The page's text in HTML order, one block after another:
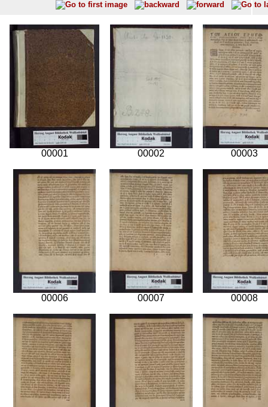
00001 00002 00003
00006 00007 00008